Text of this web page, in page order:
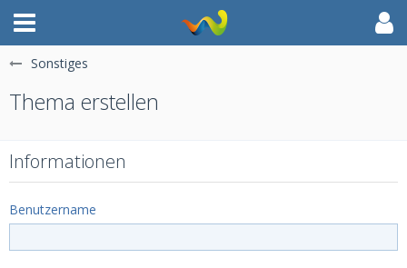
Sonstiges
Thema erstellen
Informationen
Benutzername